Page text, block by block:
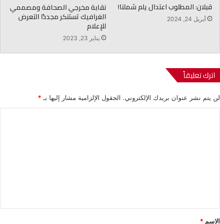
قبلان: المطلوب اعتدال يلم شملنا!
أبريل 24, 2024
نقابة مخرجي الصحافة ومصممي
الغرافيك تستنكر مجددًا التعرض
للإعلام
يناير 23, 2023
اترك تعليقاً
لن يتم نشر عنوان بريدك الإلكتروني. الحقول الإلزامية مشار إليها بـ *
*
الاسم *